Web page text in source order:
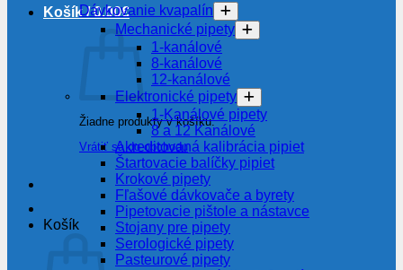
Košík /0.00€
Žiadne produkty v košíku.
Vrátiť sa do obchodu
Košík
Dávkovanie kvapalín
Mechanické pipety
1-kanálové
8-kanálové
12-kanálové
Elektronické pipety
1-Kanálové pipety
8 a 12 Kanálové
Akreditovaná kalibrácia pipiet
Štartovacie balíčky pipiet
Krokové pipety
Fľašové dávkovače a byrety
Pipetovacie pištole a nástavce
Stojany pre pipety
Serologické pipety
Pasteurové pipety